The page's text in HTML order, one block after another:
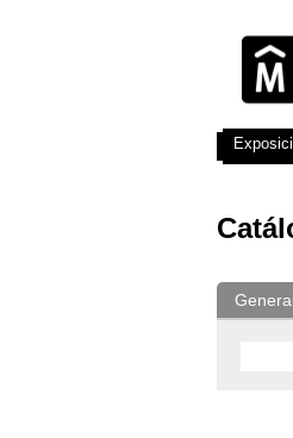
General